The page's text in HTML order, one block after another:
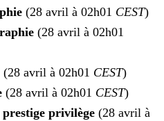
(28 avril à 02h01 CEST)
(28 avril à 02h01
(28 avril à 02h01 CEST)
(28 avril à 02h01 CEST)
privilège (28 avril à